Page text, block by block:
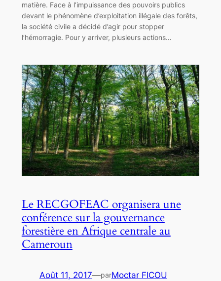
matière. Face à l’impuissance des pouvoirs publics
devant le phénomène d’exploitation illégale des forêts,
la société civile a décidé d’agir pour stopper
l’hémorragie. Pour y arriver, plusieurs actions…
Le RECGOFEAC organisera une
conférence sur la gouvernance
forestière en Afrique centrale au
Cameroun
Août 11, 2017—parMoctar FICOU